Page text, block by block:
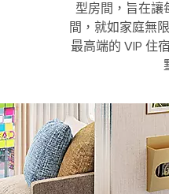
型房間，旨在讓
間，就如家庭無
最高端的 VIP 住